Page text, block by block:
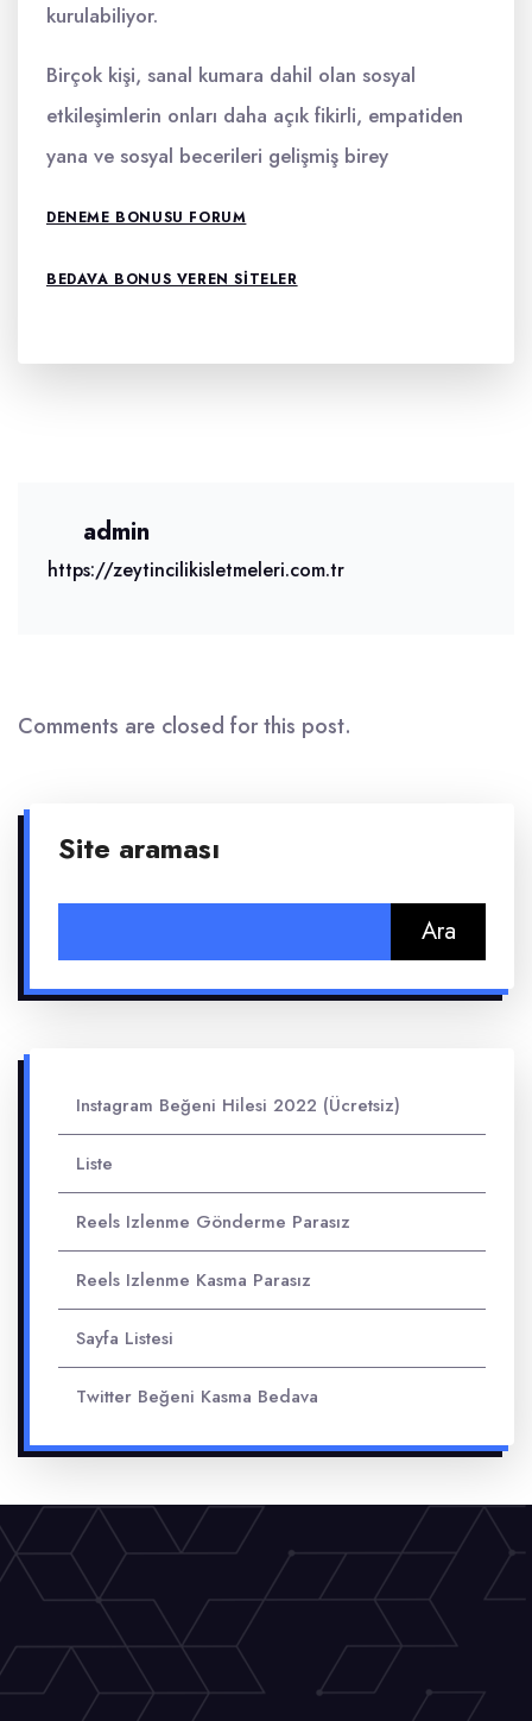
kurulabiliyor.
Birçok kişi, sanal kumara dahil olan sosyal
etkileşimlerin onları daha açık fikirli, empatiden
yana ve sosyal becerileri gelişmiş birey
DENEME BONUSU FORUM
BEDAVA BONUS VEREN SITELER
admin
https://zeytincilikisletmeleri.com.tr
Comments are closed for this post.
Site araması
Instagram Beğeni Hilesi 2022 (Ücretsiz)
Liste
Reels Izlenme Gönderme Parasız
Reels Izlenme Kasma Parasız
Sayfa Listesi
Twitter Beğeni Kasma Bedava